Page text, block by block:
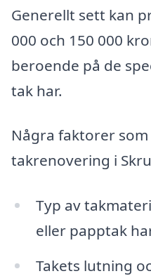
Generellt sett kan
000 och 150 000
beroende på de
tak har.
Några faktorer
takrenovering i
Typ av
eller papptak
Takets lutning